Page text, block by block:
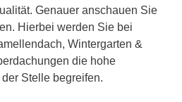
Genauer anschauen Sie
Hierbei werden Sie bei
Wintergarten &
die hohe
Stelle begreifen.